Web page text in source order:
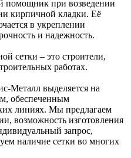
помощник при возведении
кирпичной кладки. Её
в укреплении
и надежность.
сетки – это строители,
работах.
Металл выделяется на
обеспеченным
линиях. Мы предлагаем
возможность изготовления
запрос,
наличие сетки во многих